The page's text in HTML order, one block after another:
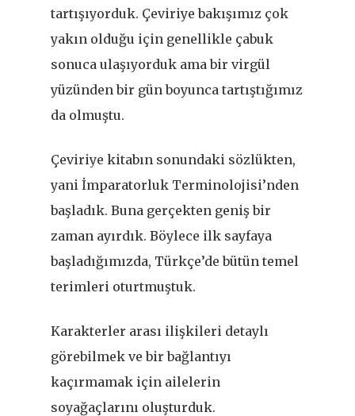
tartışıyorduk. Çeviriye bakışımız çok
yakın olduğu için genellikle çabuk
sonuca ulaşıyorduk ama bir virgül
yüzünden bir gün boyunca tartıştığımız
da olmuştu.
Çeviriye kitabın sonundaki sözlükten,
yani İmparatorluk Terminolojisi’nden
başladık. Buna gerçekten geniş bir
zaman ayırdık. Böylece ilk sayfaya
başladığımızda, Türkçe’de bütün temel
terimleri oturtmuştuk.
Karakterler arası ilişkileri detaylı
görebilmek ve bir bağlantıyı
kaçırmamak için ailelerin
soyağaçlarını oluşturduk.